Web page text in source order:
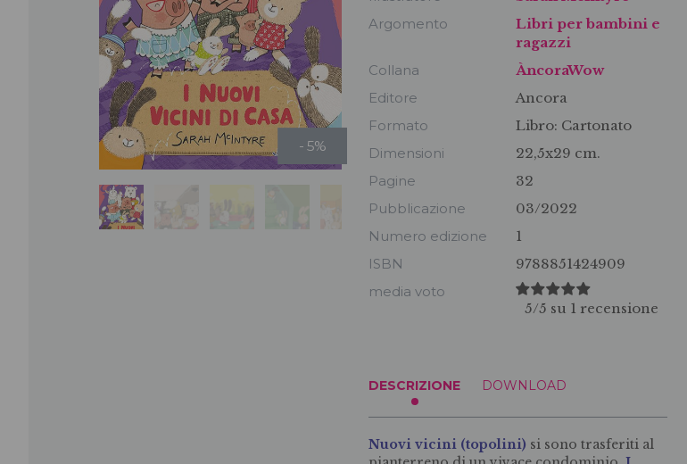
- 5%
Argomento
Libri per bambini e
ragazzi
Collana
ÀncoraWow
Editore
Ancora
Formato
Libro: Cartonato
Dimensioni
22,5x29 cm.
Pagine
32
Pubblicazione
03/2022
Numero edizione
1
ISBN
9788851424909
media voto
5/5 su 1 recensione
DESCRIZIONE DOWNLOAD
Nuovi vicini (topolini) si sono trasferiti al